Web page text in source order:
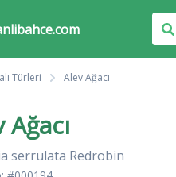
Türleri Alev Ağacı
serrulata Redrobin